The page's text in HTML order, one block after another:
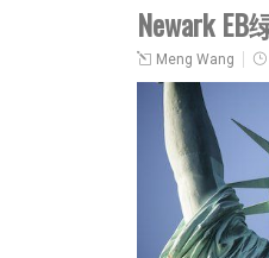
Newark
Meng Wang